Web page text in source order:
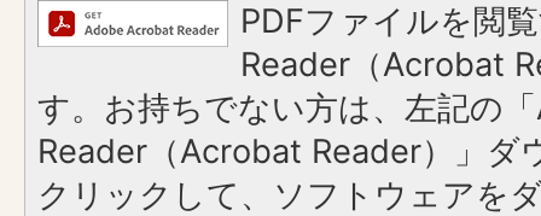
PDFファイルを閲
Reader（Acrobat
す。お持ちでない方は、左記の
Reader（Acrobat Reader）」ダ
クリックして、ソフトウェアを